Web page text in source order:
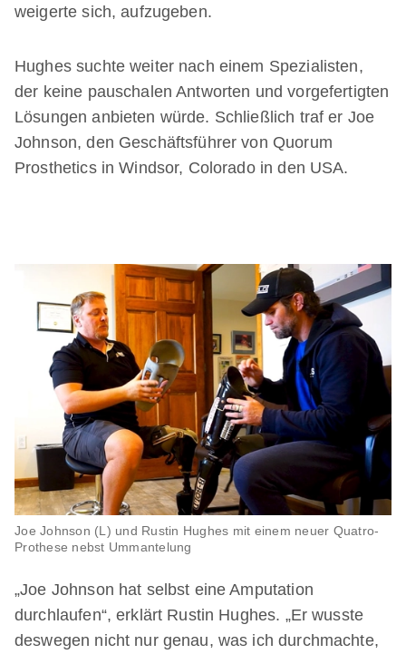
weigerte sich, aufzugeben.
Hughes suchte weiter nach einem Spezialisten,
der keine pauschalen Antworten und vorgefertigten
Lösungen anbieten würde. Schließlich traf er Joe
Johnson, den Geschäftsführer von Quorum
Prosthetics in Windsor, Colorado in den USA.
Joe Johnson (L) und Rustin Hughes mit einem neuer Quatro-
Prothese nebst Ummantelung
„Joe Johnson hat selbst eine Amputation
durchlaufen“, erklärt Rustin Hughes. „Er wusste
deswegen nicht nur genau, was ich durchmachte,